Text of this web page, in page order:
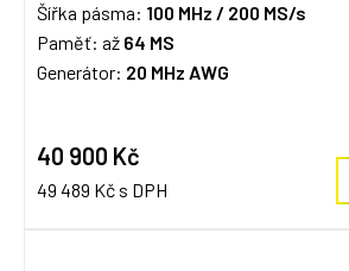
Šířka pásma: 100 MHz / 200 MS/s
Paměť: až 64 MS
Generátor: 20 MHz AWG
40 900 Kč
49 489 Kč s DPH